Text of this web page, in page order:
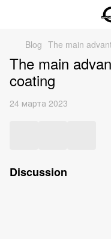
Blog The main
The main
coating
24 марта 2023
Discussion